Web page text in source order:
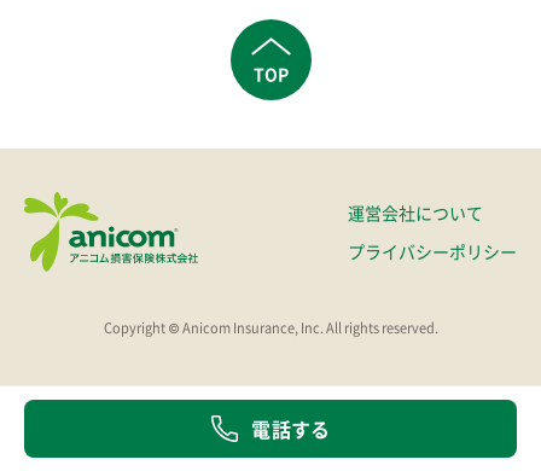
電話する
TOP
運営会社について
プライバシーポリシー
Copyright © Anicom Insurance, Inc. All rights reserved.